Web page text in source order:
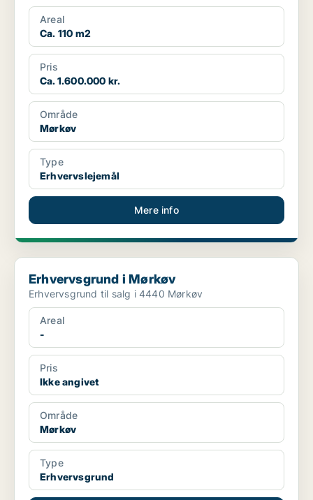
Areal
Ca. 110 m2
Pris
Ca. 1.600.000 kr.
Område
Mørkøv
Type
Erhvervslejemål
Mere info
Erhvervsgrund i Mørkøv
Erhvervsgrund i Mørkøv
Erhvervsgrund til salg i 4440 Mørkøv
Areal
-
Pris
Ikke angivet
Område
Mørkøv
Type
Erhvervsgrund